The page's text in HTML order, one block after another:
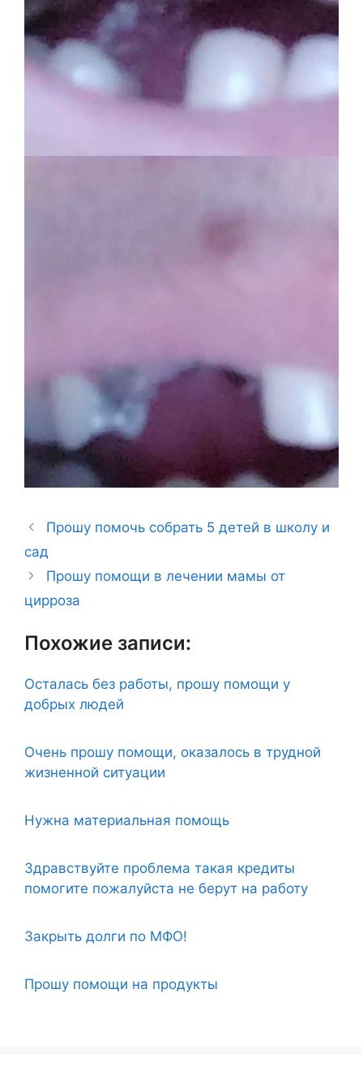
Прошу помочь собрать 5 детей в школу и
сад
Прошу помощи в лечении мамы от
цирроза
Похожие записи:
Осталась без работы, прошу помощи у
добрых людей
Очень прошу помощи, оказалось в трудной
жизненной ситуации
Нужна материальная помощь
Здравствуйте проблема такая кредиты
помогите пожалуйста не берут на работу
Закрыть долги по МФО!
Прошу помощи на продукты